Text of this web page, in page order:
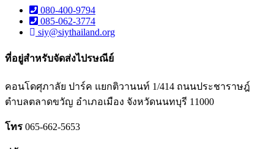
080-400-9794
085-062-3774
siy@siythailand.org
ที่อยู่สำหรับจัดส่งไปรษณีย์
คอนโดศุภาลัย ปาร์ค แยกติวานนท์ 1/414 ถนนประชาราษฎ์
ตำบลตลาดขวัญ อำเภอเมือง จังหวัดนนทบุรี 11000
โทร 065-662-5653